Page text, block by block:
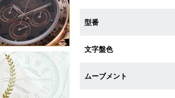
型番
文字盤色
ムーブメント